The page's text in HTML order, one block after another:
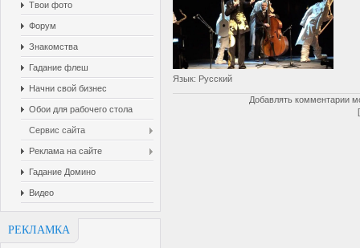
Твои фото
Форум
Знакомства
Гадание флеш
Начни свой бизнес
Обои для рабочего стола
Сервис сайта
Реклама на сайте
Гадание Домино
Видео
РЕКЛАМКА
Язык: Русский
Добавлять комментарии